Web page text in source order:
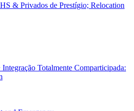
& Privados de Prestígio; Relocation
Totalmente Comparticipada: